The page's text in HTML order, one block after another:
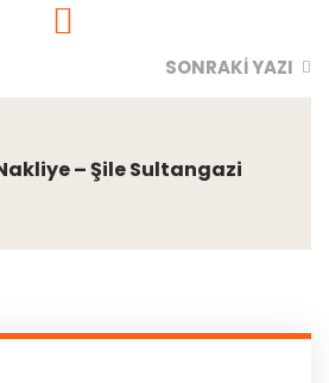
SONRAKI YAZI
– Şile Sultangazi